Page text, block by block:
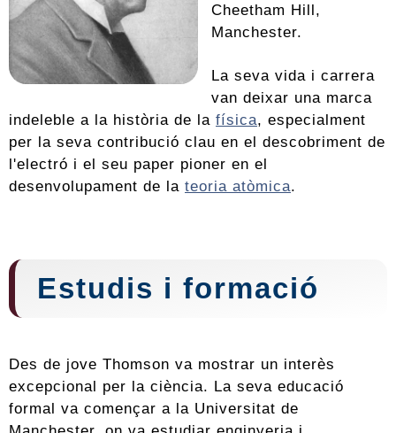
Cheetham Hill,
Manchester.
La seva vida i carrera
van deixar una marca
indeleble a la història de la física, especialment
per la seva contribució clau en el descobriment de
l'electró i el seu paper pioner en el
desenvolupament de la teoria atòmica.
Estudis i formació
Des de jove Thomson va mostrar un interès
excepcional per la ciència. La seva educació
formal va començar a la Universitat de